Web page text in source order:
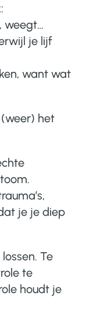
weegt…
je lijf
want wat
het
je je diep
Te
te
houdt je